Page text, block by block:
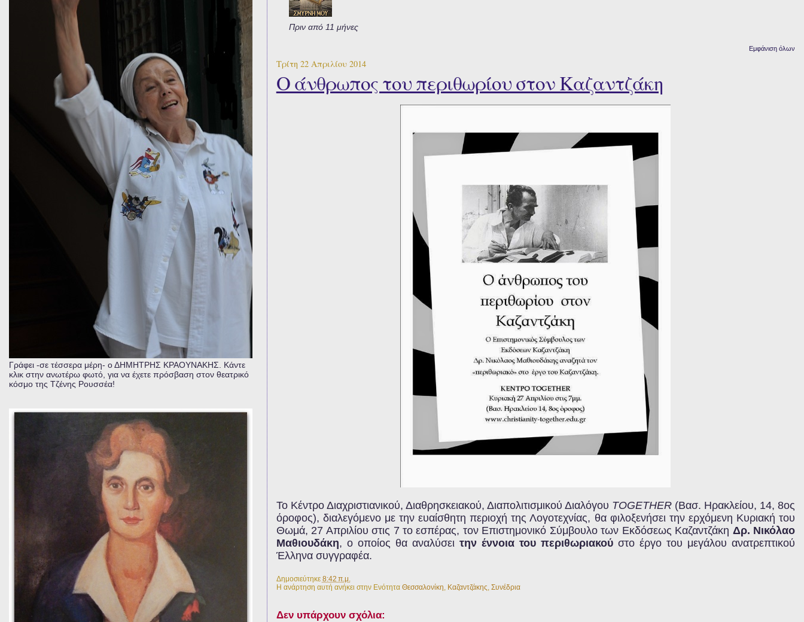
Πριν από 11 μήνες
Εμφάνιση όλων
Τρίτη 22 Απριλίου 2014
Ο άνθρωπος του περιθωρίου στον Καζαντζάκη
Το Κέντρο Διαχριστιανικού, Διαθρησκειακού, Διαπολιτισμικού Διαλόγου TOGETHER (Βασ. Ηρακλείου, 14, 8ος
όροφος), διαλεγόμενο με την ευαίσθητη περιοχή της Λογοτεχνίας, θα φιλοξενήσει την ερχόμενη Κυριακή του
Θωμά, 27 Απριλίου στις 7 το εσπέρας, τον Επιστημονικό Σύμβουλο των Εκδόσεως Καζαντζάκη Δρ. Νικόλαο
Μαθιουδάκη, ο οποίος θα αναλύσει την έννοια του περιθωριακούστο έργο του μεγάλου ανατρεπτικού
Έλληνα συγγραφέα.
Δημοσιεύτηκε 8:42 π.μ.
Η ανάρτηση αυτή ανήκει στην Ενότητα Θεσσαλονίκη Καζαντζάκης Συνέδρια
Δεν υπάρχουν σχόλια:
Γράφει -σε τέσσερα μέρη- ο ΔΗΜΗΤΡΗΣ ΚΡΑΟΥΝΑΚΗΣ. Κάντε
κλικ στην ανωτέρω φωτό, για να έχετε πρόσβαση στον θεατρικό
κόσμο της Τζένης Ρουσσέα!